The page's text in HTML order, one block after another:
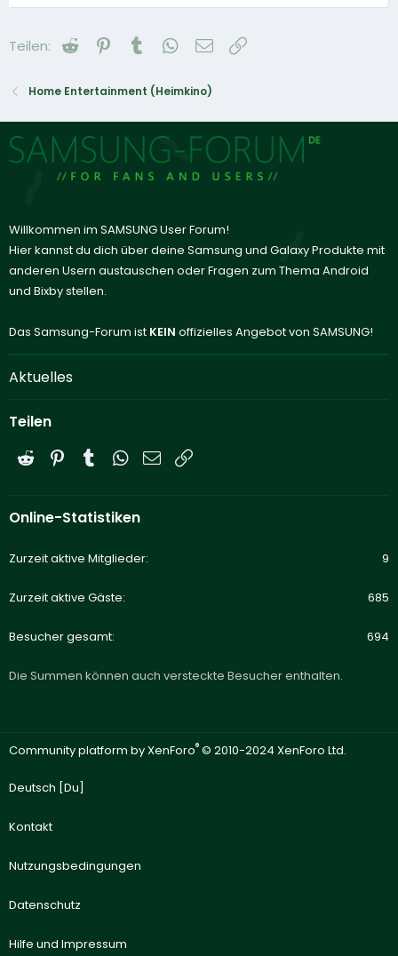
Teilen: Reddit Pinterest
Tumblr WhatsApp
E-Mail
Home Entertainment (Heimkino)
Willkommen im SAMSUNG User Forum!
Hier kannst du dich über deine Samsung und Galaxy Produkte mit
anderen Usern austauschen oder Fragen zum Thema Android
und Bixby stellen.
Das Samsung-Forum ist KEIN offizielles Angebot von SAMSUNG!
Aktuelles
Teilen
Reddit PinterestTumblrWhatsApp
E-Mail
Online-Statistiken
Zurzeit aktive Mitglieder 9
Zurzeit aktive Gäste 685
Besucher gesamt 694
Die Summen können auch versteckte Besucher enthalten.
Community platform by XenForo® © 2010-2024 XenForo Ltd.
Deutsch [Du]
Kontakt
Nutzungsbedingungen
Datenschutz
Hilfe und Impressum